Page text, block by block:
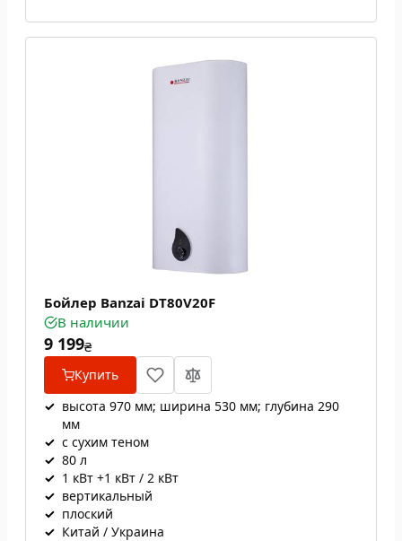
Бойлер Banzai DT80V20F
В наличии
9 199₴
Купить
✓ высота 970 мм; ширина 530 мм; глубина 290
мм
✓ с сухим теном
✓ 80 л
✓ 1 кВт +1 кВт / 2 кВт
✓ вертикальный
✓ плоский
✓ Китай / Украина